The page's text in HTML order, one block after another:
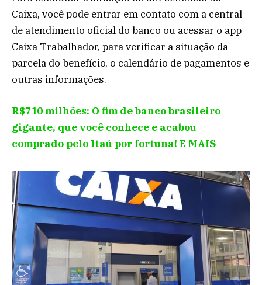
Caixa, você pode entrar em contato com a central
de atendimento oficial do banco ou acessar o app
Caixa Trabalhador, para verificar a situação da
parcela do benefício, o calendário de pagamentos e
outras informações.
R$710 milhões: O fim de banco brasileiro
gigante, que você conhece e acabou
comprado pelo Itaú por fortuna! E MAIS